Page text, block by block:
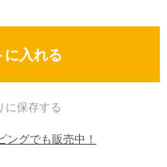
に入れる
に保存する
ングでも販売中！